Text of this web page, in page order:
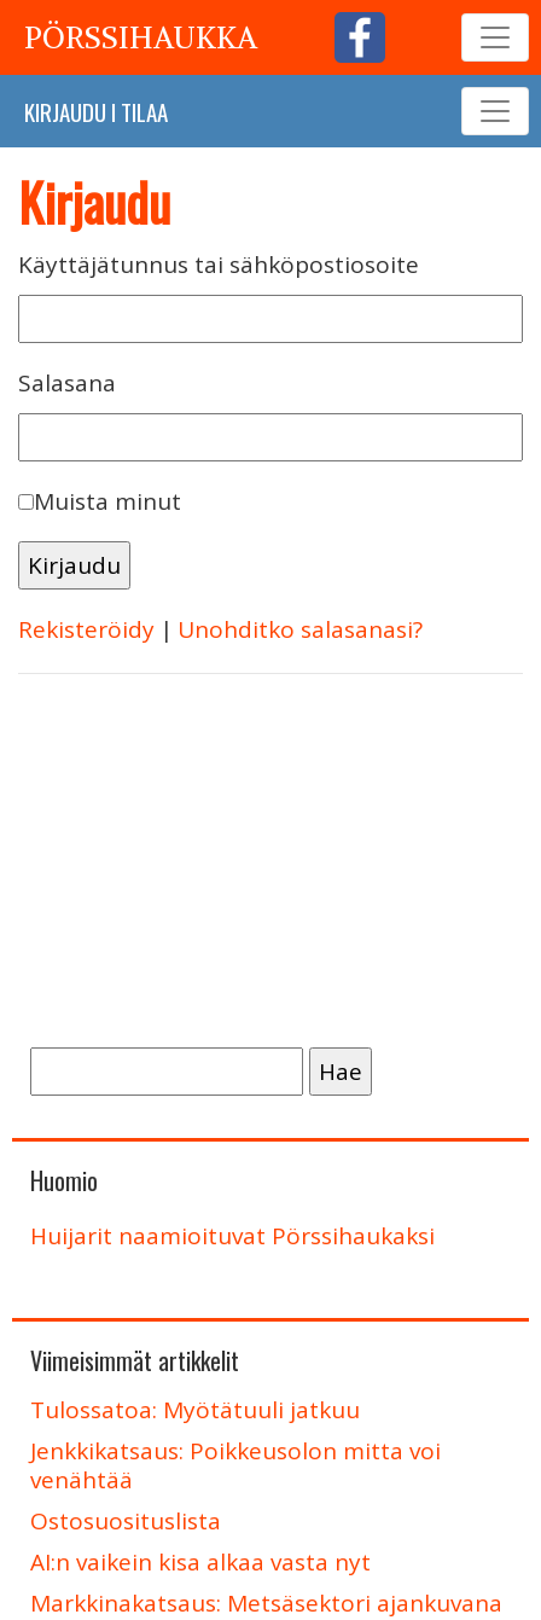
PÖRSSIHAUKKA
KIRJAUDU I TILAA
Kirjaudu
Käyttäjätunnus tai sähköpostiosoite
Salasana
Muista minut
Rekisteröidy | Unohditko salasanasi?
Huomio
Huijarit naamioituvat Pörssihaukaksi
Viimeisimmät artikkelit
Tulossatoa: Myötätuuli jatkuu
Jenkkikatsaus: Poikkeusolon mitta voi
venähtää
Ostosuosituslista
AI:n vaikein kisa alkaa vasta nyt
Markkinakatsaus: Metsäsektori ajankuvana